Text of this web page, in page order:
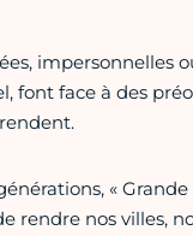
impersonnelles
font face à des
« Grande
rendre nos villes,